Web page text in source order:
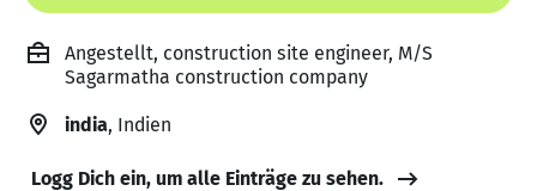
Angestellt, construction site engineer, M/S
Sagarmatha construction company
india, Indien
Logg Dich ein, um alle Einträge zu sehen.